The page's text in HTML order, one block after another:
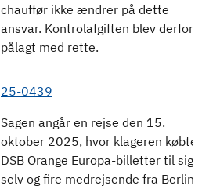
chauffør ikke ændrer på dette
ansvar. Kontrolafgiften blev derfor
pålagt med rette.
25-0439
Sagen angår en rejse den 15.
oktober 2025, hvor klageren købte
DSB Orange Europa-billetter til sig
selv og fire medrejsende fra Berlin